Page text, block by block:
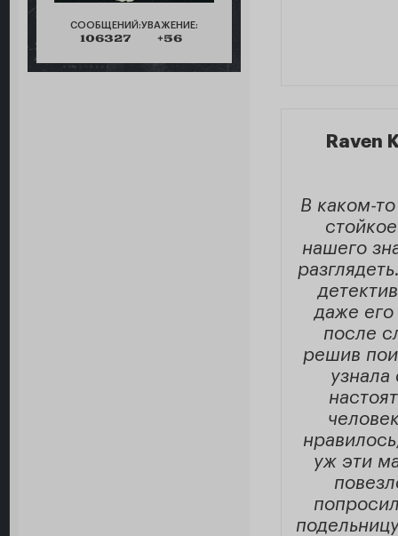
СООБЩЕНИЙ:
106327
УВАЖЕНИЕ:
+56
Raven
В каком-
нашего
даже его
после
решив
узнала
уж эти